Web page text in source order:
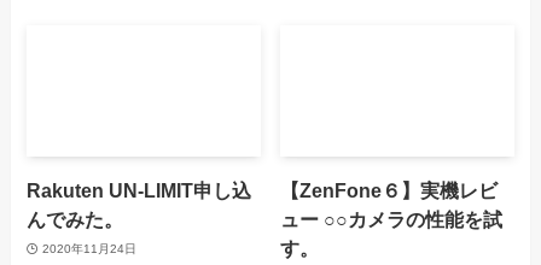
Rakuten UN-LIMIT申し込
んでみた。
2020年11月24日
【ZenFone６】実機レビ
ュー ○○カメラの性能を試
す。